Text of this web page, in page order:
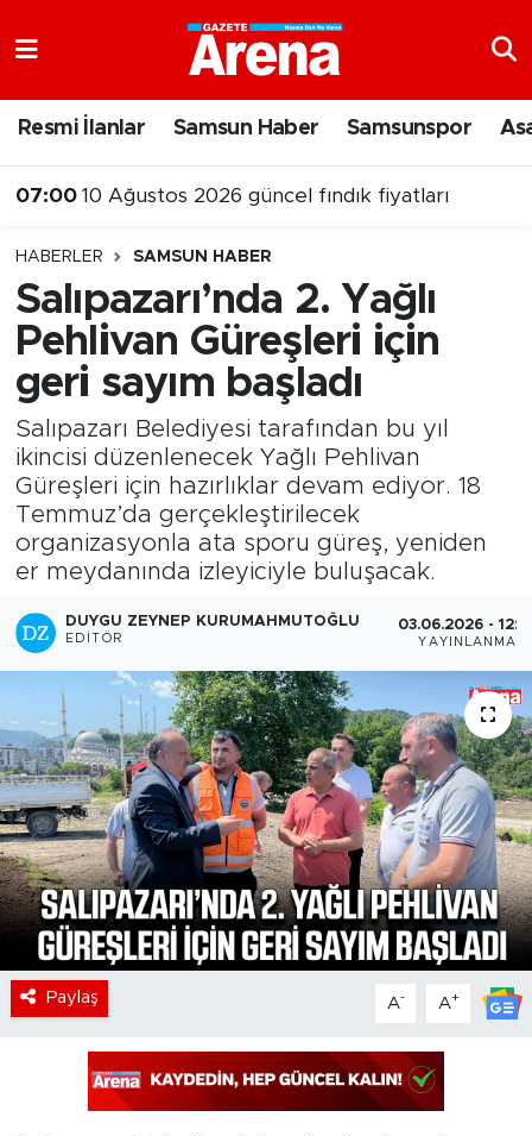
Resmi İlanlar Samsun Haber Samsunspor
07:00 10 Ağustos 2026 güncel fındık fiyatları
HABERLER SAMSUN HABER
Salıpazarı’nda 2. Yağlı
Pehlivan Güreşleri için
geri sayım başladı
Salıpazarı Belediyesi tarafından bu yıl
ikincisi düzenlenecek Yağlı Pehlivan
Güreşleri için hazırlıklar devam ediyor. 18
Temmuz’da gerçekleştirilecek
organizasyonla ata sporu güreş, yeniden
er meydanında izleyiciyle buluşacak.
DUYGU ZEYNEP KURUMAHMUTOĞLU
EDITÖR
03.06.2026 -
YAYINLANMA
Paylaş A- A+
Samsun Namaz Vakitleri
Süper Lig Puan Durumu ve Fikstür
Tüm Manşetler
Son Dakika Haberleri
Haber Arşivi